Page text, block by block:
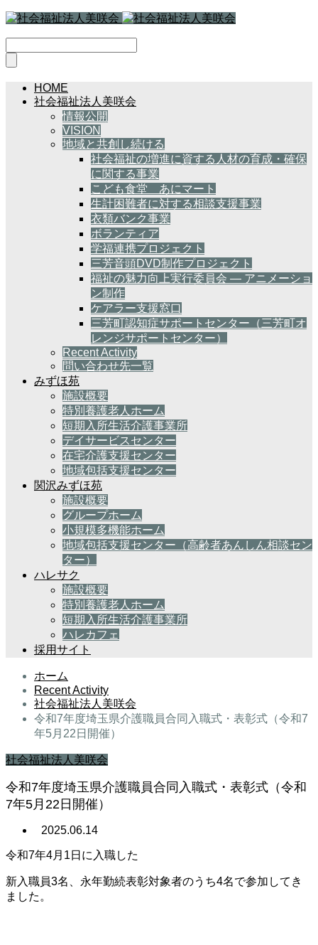
HOME
社会福祉法人美咲会
情報公開
VISION
地域と共創し続ける
社会福祉の増進に資する人材の育成・確保
に関する事業
こども食堂 あにマート
生計困難者に対する相談支援事業
衣類バンク事業
ボランティア
学福連携プロジェクト
三芳音頭DVD制作プロジェクト
福祉の魅力向上実行委員会 — アニメーショ
ン制作
ケアラー支援窓口
三芳町認知症サポートセンター（三芳町オ
レンジサポートセンター）
Recent Activity
問い合わせ先一覧
みずほ苑
施設概要
特別養護老人ホーム
短期入所生活介護事業所
デイサービスセンター
在宅介護支援センター
地域包括支援センター
関沢みずほ苑
施設概要
グループホーム
小規模多機能ホーム
地域包括支援センター（高齢者あんしん相談セン
ター）
ハレサク
施設概要
特別養護老人ホーム
短期入所生活介護事業所
ハレカフェ
採用サイト
ホーム
Recent Activity
社会福祉法人美咲会
令和7年度埼玉県介護職員合同入職式・表彰式（令和7
年5月22日開催）
社会福祉法人美咲会
令和7年度埼玉県介護職員合同入職式・表彰式（令和
7年5月22日開催）
2025.06.14
令和7年4月1日に入職した
新入職員3名、永年勤続表彰対象者のうち4名で参加してき
ました。